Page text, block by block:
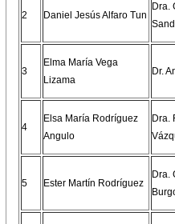
2 Daniel Jesús Alfaro Tun
Dra.
3
Elma María Vega
Lizama
Dr.
4
Elsa María Rodríguez
Angulo
Dra.
5 Ester Martín Rodríguez
Dra.